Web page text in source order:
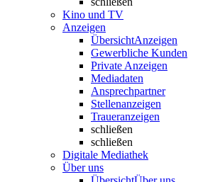
Kino und TV
Anzeigen
ÜbersichtAnzeigen
Gewerbliche Kunden
Private Anzeigen
Mediadaten
Ansprechpartner
Stellenanzeigen
Traueranzeigen
schließen
schließen
Digitale Mediathek
Über uns